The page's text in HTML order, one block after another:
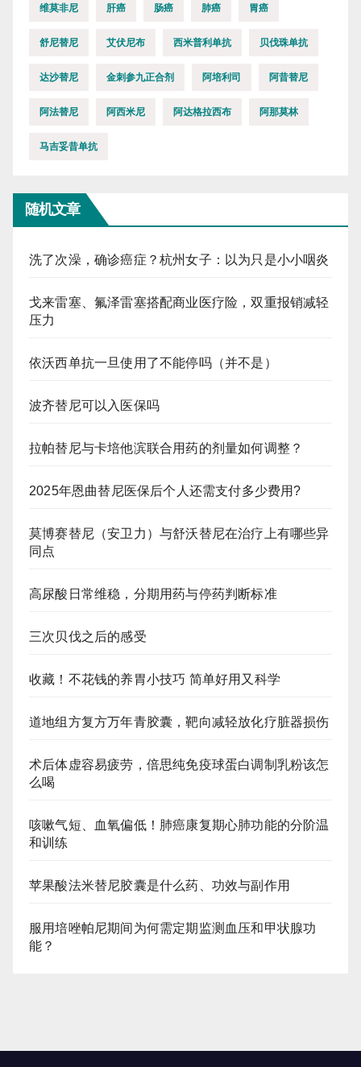
维莫非尼 肝癌 肠癌 肺癌 胃癌
舒尼替尼 艾伏尼布 西米普利单抗 贝伐珠单抗
达沙替尼 金刺参九正合剂 阿培利司 阿昔替尼
阿法替尼 阿西米尼 阿达格拉西布 阿那莫林
马吉妥昔单抗
随机文章
洗了次澡，确诊癌症？杭州女子：以为只是小小咽炎
戈来雷塞、氟泽雷塞搭配商业医疗险，双重报销减轻
压力
依沃西单抗一旦使用了不能停吗（并不是）
波齐替尼可以入医保吗
拉帕替尼与卡培他滨联合用药的剂量如何调整？
2025年恩曲替尼医保后个人还需支付多少费用?
莫博赛替尼（安卫力）与舒沃替尼在治疗上有哪些异
同点
高尿酸日常维稳，分期用药与停药判断标准
三次贝伐之后的感受
收藏！不花钱的养胃小技巧 简单好用又科学
道地组方复方万年青胶囊，靶向减轻放化疗脏器损伤
术后体虚容易疲劳，倍思纯免疫球蛋白调制乳粉该怎
么喝
咳嗽气短、血氧偏低！肺癌康复期心肺功能的分阶温
和训练
苹果酸法米替尼胶囊是什么药、功效与副作用
服用培唑帕尼期间为何需定期监测血压和甲状腺功
能？